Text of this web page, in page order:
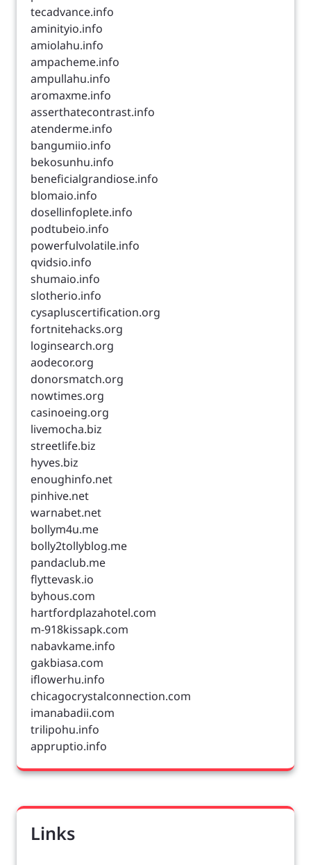
tecadvance.info
aminityio.info
amiolahu.info
ampacheme.info
ampullahu.info
aromaxme.info
asserthatecontrast.info
atenderme.info
bangumiio.info
bekosunhu.info
beneficialgrandiose.info
blomaio.info
dosellinfoplete.info
podtubeio.info
powerfulvolatile.info
qvidsio.info
shumaio.info
slotherio.info
cysapluscertification.org
fortnitehacks.org
loginsearch.org
aodecor.org
donorsmatch.org
nowtimes.org
casinoeing.org
livemocha.biz
streetlife.biz
hyves.biz
enoughinfo.net
pinhive.net
warnabet.net
bollym4u.me
bolly2tollyblog.me
pandaclub.me
flyttevask.io
byhous.com
hartfordplazahotel.com
m-918kissapk.com
nabavkame.info
gakbiasa.com
iflowerhu.info
chicagocrystalconnection.com
imanabadii.com
trilipohu.info
appruptio.info
Links